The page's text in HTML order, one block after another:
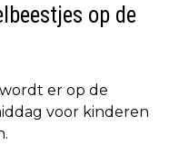
op de
er op de
voor kinderen